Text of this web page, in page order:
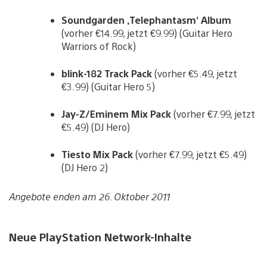
Soundgarden ‚Telephantasm‘ Album
(vorher €14.99, jetzt €9.99) (Guitar Hero
Warriors of Rock)
blink-182 Track Pack(vorher €5.49, jetzt
€3.99) (Guitar Hero 5)
Jay-Z/Eminem Mix Pack(vorher €7.99, jetzt
€5.49) (DJ Hero)
Tiesto Mix Pack(vorher €7.99, jetzt €5.49)
(DJ Hero 2)
Angebote enden am 26. Oktober 2011
Neue PlayStation Network-Inhalte